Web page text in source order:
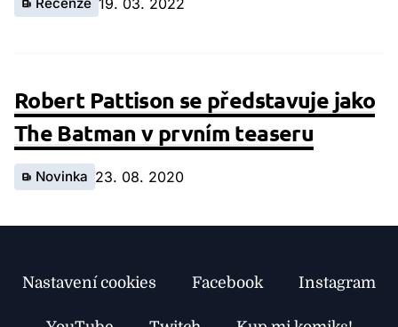
19. 03. 2022
Robert Pattison se představuje jako
The Batman v prvním teaseru
Novinka 23. 08. 2020
Nastavení cookies Facebook Instagram